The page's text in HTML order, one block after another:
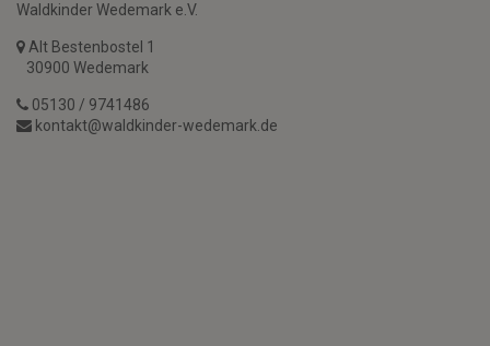
Waldkinder Wedemark e.V.
Alt Bestenbostel 1
30900 Wedemark
05130 / 9741486
kontakt@waldkinder-wedemark.de